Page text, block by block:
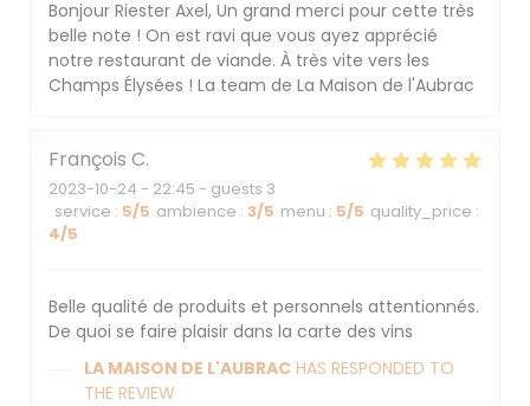
Bonjour Riester Axel, Un grand merci pour cette très
belle note ! On est ravi que vous ayez apprécié
notre restaurant de viande. À très vite vers les
Champs Élysées ! La team de La Maison de l'Aubrac
François C
2023-10-24 - 22:45 - guests 3
service : 5/5 ambience : 3/5 menu : 5/5 quality_price :
4/5
Belle qualité de produits et personnels attentionnés.
De quoi se faire plaisir dans la carte des vins
LA MAISON DE L'AUBRAC HAS RESPONDED TO
THE REVIEW